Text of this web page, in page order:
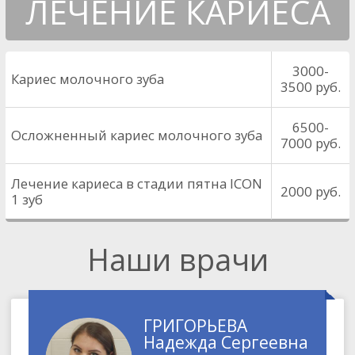
ЛЕЧЕНИЕ КАРИЕСА
Кариес молочного зуба
3000-
3500 руб.
Осложненный кариес молочного зуба
6500-
7000 руб.
Лечение кариеса в стадии пятна ICON
1 зуб
2000 руб.
Наши врачи
ГРИГОРЬЕВА
Надежда Сергеевна